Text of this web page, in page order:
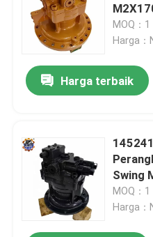
Device
MOQ：1
Harga：
Harga terbaik
Swing
MOQ：1
Harga：